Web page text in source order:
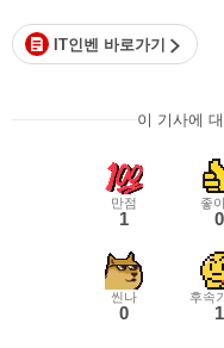
IT인벤 바로가기
이 기사에
만점
1
좋
0
씬나
0
후속
1